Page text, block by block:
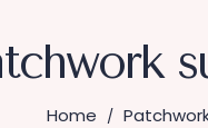
Home /